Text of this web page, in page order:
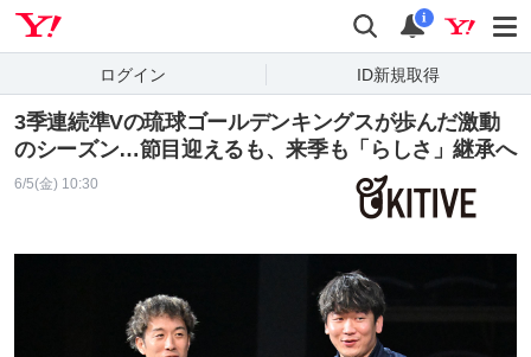
検索 通知
i
ログイン ID新規取得
3季連続準Vの琉球ゴールデンキングスが歩んだ激動
のシーズン…節目迎えるも、来季も「らしさ」継承へ
6/5(金) 10:30